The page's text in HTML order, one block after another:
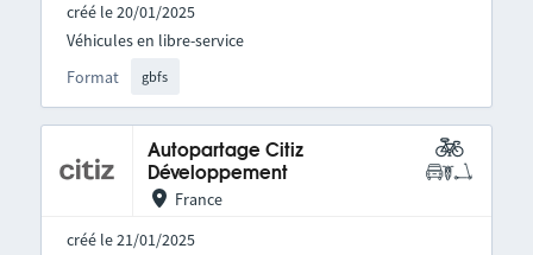
créé le 20/01/2025
Format gbfs
Véhicules en libre-service
Autopartage Citiz
Développement
France
créé le 21/01/2025